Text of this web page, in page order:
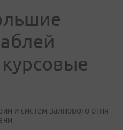
и систем залпового огня